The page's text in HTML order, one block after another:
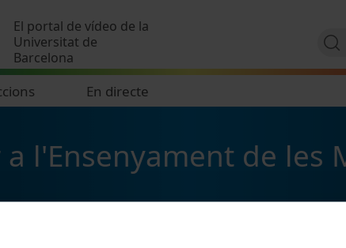
El portal de vídeo de la
Universitat de
Barcelona
En directe
l'Ensenyament de les